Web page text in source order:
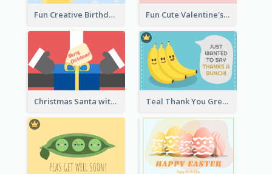
Fun Creative Birthday Card Fun Cute Valentine's Day Celebration Card
Christmas Santa with Gift Greeting Card Teal Thank You Greeting Card Template